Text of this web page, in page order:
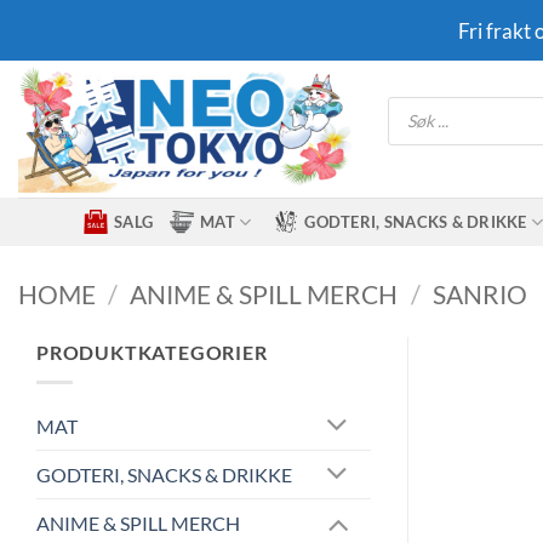
content
Fri frakt
Products
search
SALG MAT GODTERI, SNACKS & DRIKKE
HOME / ANIME & SPILL MERCH / SANRIO
PRODUKTKATEGORIER
MAT
GODTERI, SNACKS & DRIKKE
ANIME & SPILL MERCH